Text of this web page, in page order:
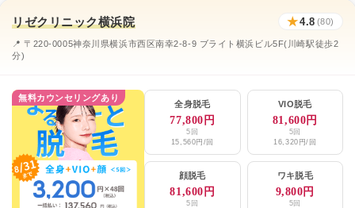
リゼクリニック横浜院 ★4.8 (80)
📍 〒220-0005神奈川県横浜市西区南幸2-8-9 ブライト横浜ビル5F(川崎駅徒歩2
分)
無料カウンセリングあり
全身脱毛
77,800円
5回
15,560円/回
VIO脱毛
81,600円
5回
16,320円/回
顔脱毛
81,600円
5回
ワキ脱毛
9,800円
5回